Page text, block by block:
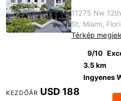
11275 Nw 12th
St, Miami,
Térkép
9/10
3.5 km
Ingyenes
KEZDŐÁR USD 188